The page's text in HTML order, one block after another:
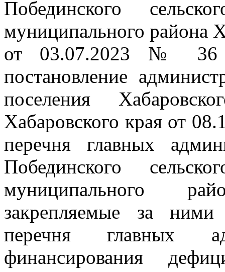
Побединского
муниципального района
от 03.07.2023 № 36
постановление
поселения
Хабаровского края от
перечня главных
Побединского
муниципального
закрепляемые за
перечня главных
финансирования